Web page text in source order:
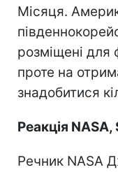
Місяця.
розміщені для
проте на
знадобитися
Реакція
Речник NASA